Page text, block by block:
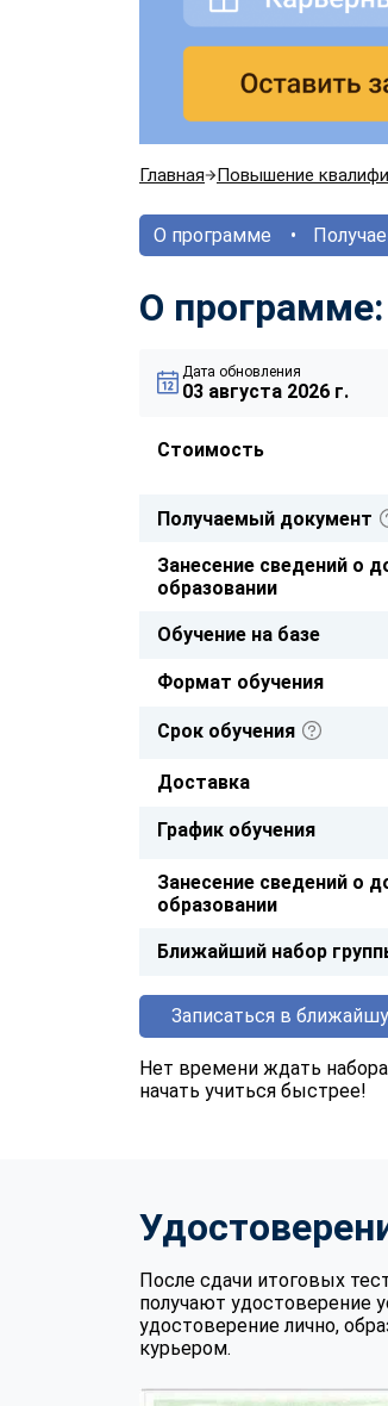
Главная Повышение
О программе
О программе:
Дата обновления
03 августа 2026 г.
Стоимость
Получаемый документ
Занесение сведений о
образовании
Обучение на базе
Формат обучения
Срок обучения
Доставка
График обучения
Занесение сведений о
образовании
Ближайший набор
Записаться в
Нет времени ждать
начать учиться быстрее!
После сдачи итоговых
получают удостоверение
удостоверение лично,
курьером.